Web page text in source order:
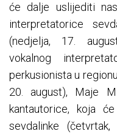
će dalje uslijediti
interpretatorice
(nedjelja, 17.
vokalnog
perkusionista u
20. august), Maje
kantautorice, koja
sevdalinke